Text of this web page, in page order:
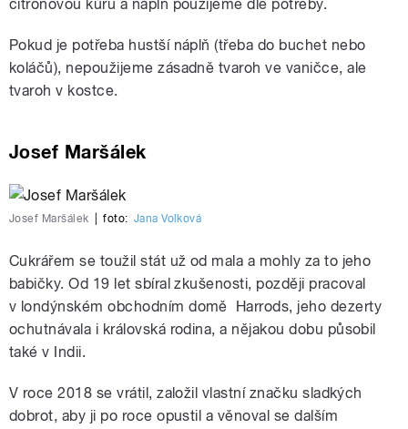
citronovou kůru a náplň použijeme dle potřeby.
Pokud je potřeba hustší náplň (třeba do buchet nebo
koláčů), nepoužijeme zásadně tvaroh ve vaničce, ale
tvaroh v kostce.
Josef Maršálek
Josef Maršálek foto: Jana Volková
Cukrářem se toužil stát už od mala a mohly za to jeho
babičky. Od 19 let sbíral zkušenosti, později pracoval
v londýnském obchodním domě Harrods, jeho dezerty
ochutnávala i královská rodina, a nějakou dobu působil
také v Indii.
V roce 2018 se vrátil, založil vlastní značku sladkých
dobrot, aby ji po roce opustil a věnoval se dalším